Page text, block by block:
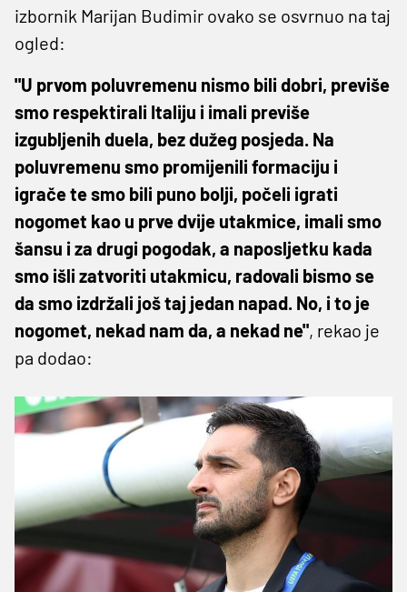
izbornik Marijan Budimir ovako se osvrnuo na taj
ogled:
"U prvom poluvremenu nismo bili dobri, previše
smo respektirali Italiju i imali previše
izgubljenih duela, bez dužeg posjeda. Na
poluvremenu smo promijenili formaciju i
igrače te smo bili puno bolji, počeli igrati
nogomet kao u prve dvije utakmice, imali smo
šansu i za drugi pogodak, a naposljetku kada
smo išli zatvoriti utakmicu, radovali bismo se
da smo izdržali još taj jedan napad. No, i to je
nogomet, nekad nam da, a nekad ne", rekao je
pa dodao: